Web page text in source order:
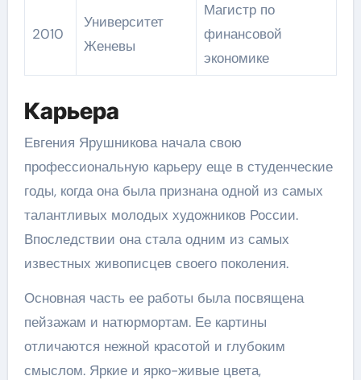
2010
Университет
Женевы
Магистр по
финансовой
экономике
Карьера
Евгения Ярушникова начала свою
профессиональную карьеру еще в студенческие
годы, когда она была признана одной из самых
талантливых молодых художников России.
Впоследствии она стала одним из самых
известных живописцев своего поколения.
Основная часть ее работы была посвящена
пейзажам и натюрмортам. Ее картины
отличаются нежной красотой и глубоким
смыслом. Яркие и ярко-живые цвета,